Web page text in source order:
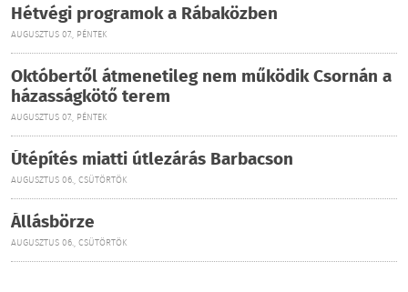
Hétvégi programok a Rábaközben
AUGUSZTUS 07., PÉNTEK
Októbertől átmenetileg nem működik Csornán a
házasságkötő terem
AUGUSZTUS 07., PÉNTEK
Útépítés miatti útlezárás Barbacson
AUGUSZTUS 06., CSÜTÖRTÖK
Állásbörze
AUGUSZTUS 06., CSÜTÖRTÖK